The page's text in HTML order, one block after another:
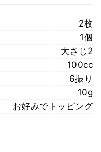
2枚
1個
大さじ2
100cc
6振り
10g
お好みでトッピング